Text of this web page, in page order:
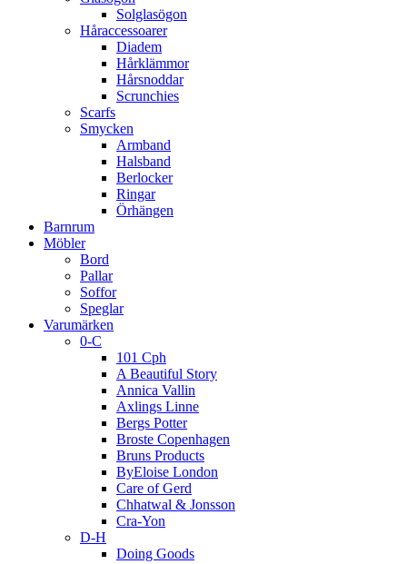
Solglasögon
Håraccessoarer
Diadem
Hårklämmor
Hårsnoddar
Scrunchies
Scarfs
Smycken
Armband
Halsband
Berlocker
Ringar
Örhängen
Barnrum
Möbler
Bord
Pallar
Soffor
Speglar
Varumärken
0-C
101 Cph
A Beautiful Story
Annica Vallin
Axlings Linne
Bergs Potter
Broste Copenhagen
Bruns Products
ByEloise London
Care of Gerd
Chhatwal & Jonsson
Cra-Yon
D-H
Doing Goods